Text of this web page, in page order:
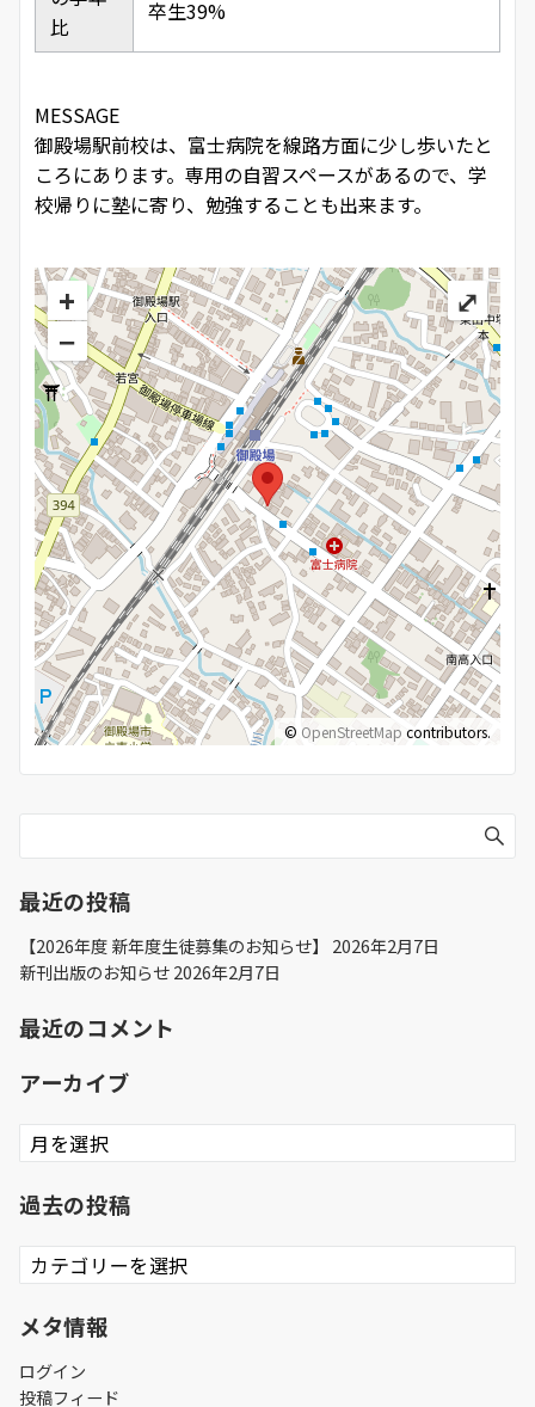
比
卒生39%
MESSAGE
御殿場駅前校は、富士病院を線路方面に少し歩いたと
ころにあります。専用の自習スペースがあるので、学
校帰りに塾に寄り、勉強することも出来ます。
+
−
© OpenStreetMap contributors.
⤢
最近の投稿
【2026年度 新年度生徒募集のお知らせ】
2026年2月7日
新刊出版のお知らせ 2026年2月7日
最近のコメント
アーカイブ
ア
ー
イ
過去の投稿
過
去
投
メタ情報
ログイン
投稿フィード